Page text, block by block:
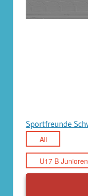
Sportfreunde
All
U17 B